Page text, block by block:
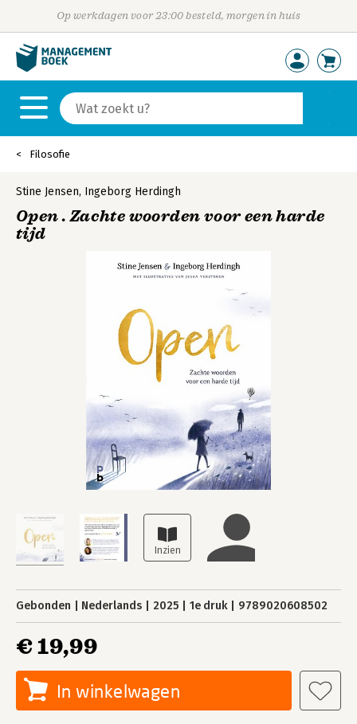
Op werkdagen voor 23:00 besteld, morgen in huis
Filosofie
Stine Jensen, Ingeborg Herdingh
Open . Zachte woorden voor een harde
tijd
Gebonden Nederlands 2025 1e druk 9789020608502
€ 19,99
In winkelwagen